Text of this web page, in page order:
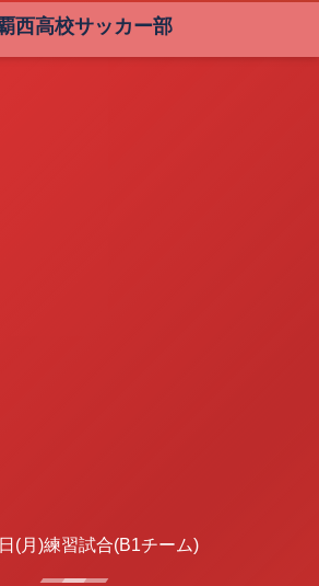
西高校サッカー部
(月)練習試合(B1チーム)